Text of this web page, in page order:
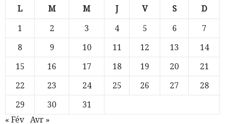
L M M J V S D
1 2 3 4 5 6
7
8
9 10 11 12 13
14
15
16 17 18 19 20
21
22
23 24 25 26 27
28
29
30
31
« Fév
Avr »